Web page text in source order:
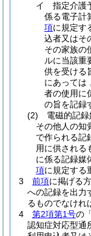
イ
指定介護
係る電子計
項に規定す
込者又はそ
その家族の
ルに当該重
供を受ける
にあっては
者の使用に
の旨を記録
(2)
電磁的記
その他人の知
で作られる記
用に供される
に係る記録媒
項に規定する
3
前項に掲げる
への記録を出力
るものでなけれ
4
第2項第1号の
認知症対応型通